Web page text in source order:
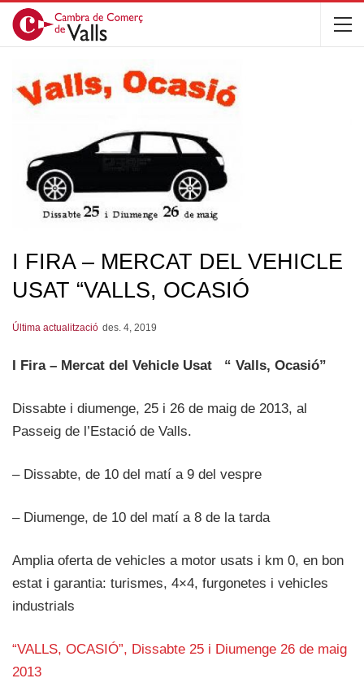
I FIRA – MERCAT DEL VEHICLE
USAT “VALLS, OCASIÓ
Última actualització des. 4, 2019
I Fira – Mercat del Vehicle Usat “ Valls, Ocasió”
Dissabte i diumenge, 25 i 26 de maig de 2013, al
Passeig de l’Estació de Valls.
– Dissabte, de 10 del matí a 9 del vespre
– Diumenge, de 10 del matí a 8 de la tarda
Amplia oferta de vehicles a motor usats i km 0, en bon
estat i garantia: turismes, 4×4, furgonetes i vehicles
industrials
“VALLS, OCASIÓ”, Dissabte 25 i Diumenge 26 de maig
2013